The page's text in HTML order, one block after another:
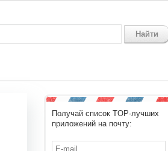
Найти
Получай список TOP-лучших
приложений на почту: